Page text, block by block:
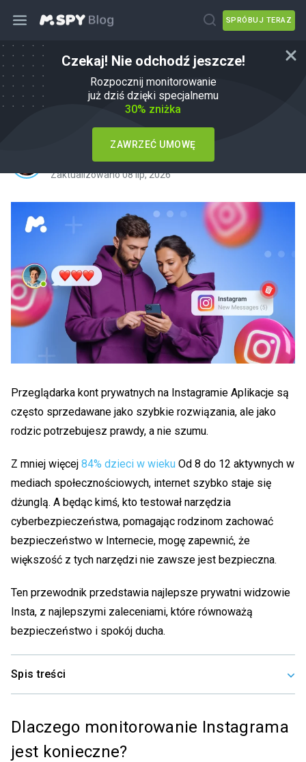
SPRÓBUJ TERAZ
Czekaj! Nie odchodź jeszcze!
Rozpocznij monitorowanie
już dziś dzięki specjalnemu
30% zniżka
ZAWRZEĆ UMOWĘ
Prywatne aplikacje do przeglądania
Instagrama: Przewodnik
bezpieczeństwa dla rodziców
Zaktualizowano 08 lip, 2026
Przeglądarka kont prywatnych na Instagramie Aplikacje są
często sprzedawane jako szybkie rozwiązania, ale jako
rodzic potrzebujesz prawdy, a nie szumu.
Z mniej więcej 84% dzieci w wieku Od 8 do 12 aktywnych w
mediach społecznościowych, internet szybko staje się
dżunglą. A będąc kimś, kto testował narzędzia
cyberbezpieczeństwa, pomagając rodzinom zachować
bezpieczeństwo w Internecie, mogę zapewnić, że
większość z tych narzędzi nie zawsze jest bezpieczna.
Ten przewodnik przedstawia najlepsze prywatni widzowie
Insta, z najlepszymi zaleceniami, które równoważą
bezpieczeństwo i spokój ducha.
Spis treści
Dlaczego monitorowanie Instagrama
jest konieczne?